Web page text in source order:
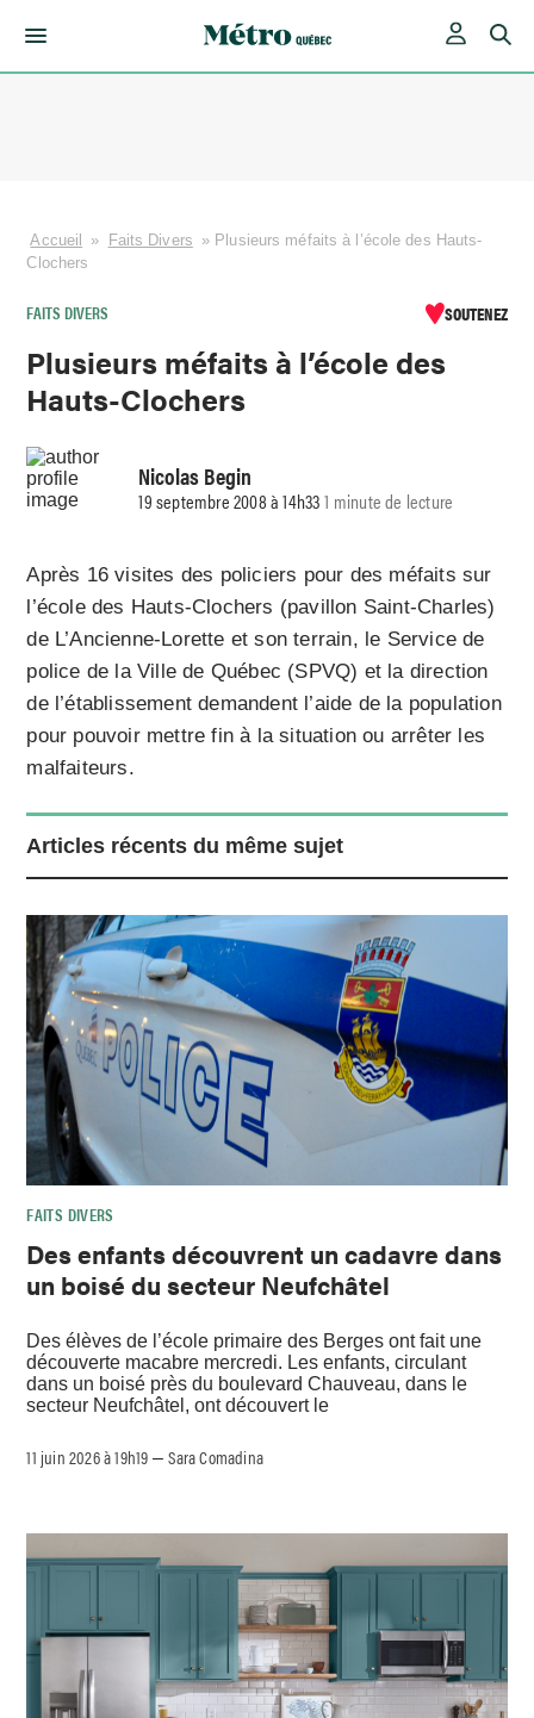
Accueil » Faits Divers » Plusieurs méfaits à l’école des Hauts-
Clochers
FAITS DIVERS SOUTENEZ
Plusieurs méfaits à l’école des
Hauts-Clochers
Nicolas Begin
19 septembre 2008 à 14h331 minute de lecture
Après 16 visites des policiers pour des méfaits sur
l’école des Hauts-Clochers (pavillon Saint-Charles)
de L’Ancienne-Lorette et son terrain, le Service de
police de la Ville de Québec (SPVQ) et la direction
de l’établissement demandent l’aide de la population
pour pouvoir mettre fin à la situation ou arrêter les
malfaiteurs.
Articles récents du même sujet
FAITS DIVERS
Des enfants découvrent un cadavre dans
un boisé du secteur Neufchâtel
Des élèves de l’école primaire des Berges ont fait une
découverte macabre mercredi. Les enfants, circulant
dans un boisé près du boulevard Chauveau, dans le
secteur Neufchâtel, ont découvert le
11 juin 2026 à 19h19 –Sara Comadina